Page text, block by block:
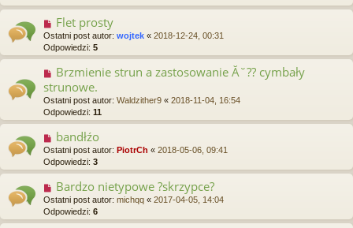
Flet prosty
Ostatni post autor: wojtek « 2018-12-24, 00:31
Odpowiedzi: 5
Brzmienie strun a zastosowanie Ă˘?? cymbały
strunowe.
Ostatni post autor: Waldzither9 « 2018-11-04, 16:54
Odpowiedzi: 11
bandłźo
Ostatni post autor: PiotrCh « 2018-05-06, 09:41
Odpowiedzi: 3
Bardzo nietypowe ?skrzypce?
Ostatni post autor: michqq « 2017-04-05, 14:04
Odpowiedzi: 6